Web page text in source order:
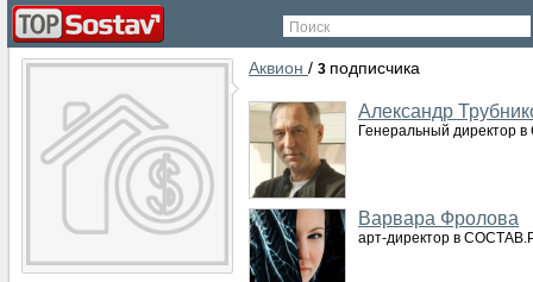
Поиск
Аквион / 3 подписчика
Александр
Генеральный директор в
Варвара Фролова
арт-директор в